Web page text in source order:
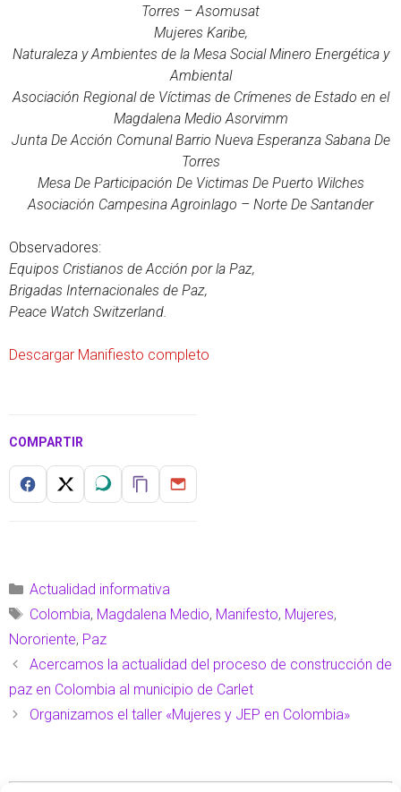
Torres – Asomusat
Mujeres Karibe,
Naturaleza y Ambientes de la Mesa Social Minero Energética y
Ambiental
Asociación Regional de Víctimas de Crímenes de Estado en el
Magdalena Medio Asorvimm
Junta De Acción Comunal Barrio Nueva Esperanza Sabana De
Torres
Mesa De Participación De Victimas De Puerto Wilches
Asociación Campesina Agroinlago – Norte De Santander
Observadores:
Equipos Cristianos de Acción por la Paz,
Brigadas Internacionales de Paz,
Peace Watch Switzerland.
Descargar Manifiesto completo
COMPARTIR
Actualidad informativa
Colombia, Magdalena Medio, Manifesto, Mujeres,
Nororiente, Paz
Acercamos la actualidad del proceso de construcción de
paz en Colombia al municipio de Carlet
Organizamos el taller «Mujeres y JEP en Colombia»